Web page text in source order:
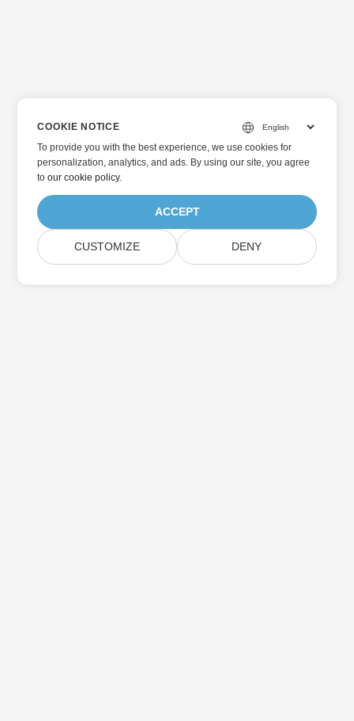
COOKIE NOTICE
To provide you with the best experience, we use cookies for
personalization, analytics, and ads. By using our site, you agree
toour cookie policy.
ACCEPT
CUSTOMIZE DENY